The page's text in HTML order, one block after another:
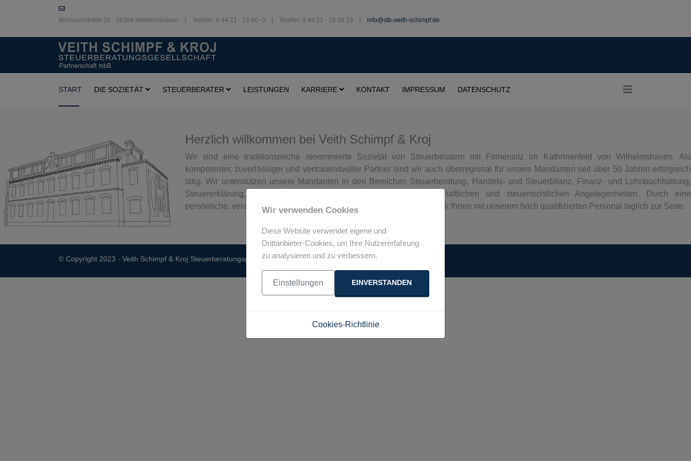
Bismarckstraße 28 - 26384 Wilhelmshaven | Telefon: 0 44 21 - 15 00 -0 | Telefax: 0 44 21 - 15 00 15 | info@stb-veith-schimpf.de
START DIE SOZIETÄT STEUERBERATER LEISTUNGEN KARRIERE KONTAKT IMPRESSUM DATENSCHUTZ
Herzlich willkommen bei Veith Schimpf & Kroj
Wir sind eine traditionsreiche renommierte Sozietät von Steuerberatern mit Firmensitz im Kathrinenfeld von Wilhelmshaven. Als
kompetenter, zuverlässiger und vertrauensvoller Partner sind wir auch überregional für unsere Mandanten seit über 50 Jahren erfolgreich
tätig. Wir unterstützen unsere Mandanten in den Bereichen Steuerberatung, Handels- und Steuerbilanz, Finanz- und Lohnbuchhaltung,
Steuererklärung, Existenzgründung und beraten in betriebswirtschaftlichen und steuerrechtlichen Angelegenheiten. Durch eine
persönliche, verantwortungsbewusste ganzheitliche Beratung stehen wir Ihnen mit unserem hoch qualifizierten Personal täglich zur Seite.
© Copyright 2023 - Veith Schimpf & Kroj Steuerberatungsgesellschaft Partnerschaft mbB
Wir verwenden Cookies
Diese Website verwendet eigene und
Drittanbieter-Cookies, um Ihre Nutzererfahrung
zu analysieren und zu verbessern.
Einstellungen EINVERSTANDEN
Cookies-Richtlinie